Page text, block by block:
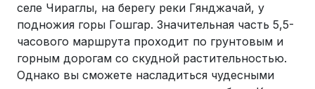
селе Чираглы, на берегу реки Гянджачай, у
подножия горы Гошгар. Значительная часть 5,5-
часового маршрута проходит по грунтовым и
горным дорогам со скудной растительностью.
Однако вы сможете насладиться чудесными